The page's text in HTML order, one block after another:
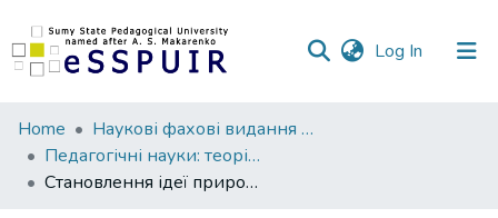
Log In (current)
Communities
&
Collections
Home
Наукові фахові видання СумДПУ
Педагогічні науки: теорія, історія, інноваційні технології
Становлення ідеї природничої освіти в українській педагогічній думці з прадавніх часів до XVI століття